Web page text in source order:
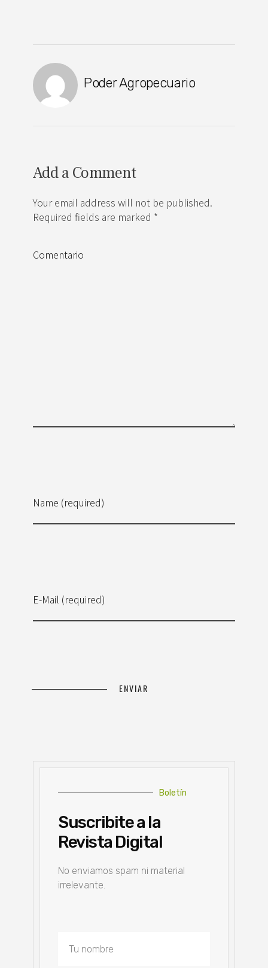
Poder Agropecuario
Add a Comment
Your email address will not be published.
Required fields are marked *
Name (required)
E-Mail (required)
Comentario
Boletín
Suscribite a la
Revista Digital
No enviamos spam ni material
irrelevante.